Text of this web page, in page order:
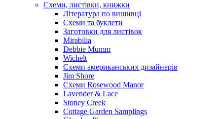
Схеми, листівки, книжки
Література по вишивці
Схеми та буклети
Заготовки для листівок
Mirabilia
Debbie Mumm
Wichelt
Схеми американських дизайнерів
Jim Shore
Cхеми Rosewood Manor
Lavender & Lace
Stoney Creek
Cottage Garden Samplings